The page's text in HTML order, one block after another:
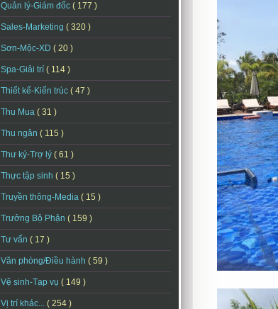
Quản lý-Giám đốc ( 177 )
Sales-Marketing ( 320 )
Sơn-Mộc-XD ( 20 )
Spa-Giải trí ( 114 )
Thiết kế-Kiến trúc ( 47 )
Thu Mua ( 31 )
Thu ngân ( 115 )
Thư ký-Trợ lý ( 61 )
Thực tập sinh ( 15 )
Truyền thông-Media ( 15 )
Trưởng Bộ Phận ( 159 )
Tư vấn ( 17 )
Văn phòng/Điều hành ( 59 )
Vệ sinh-Tạp vụ ( 149 )
Vị trí khác... ( 254 )